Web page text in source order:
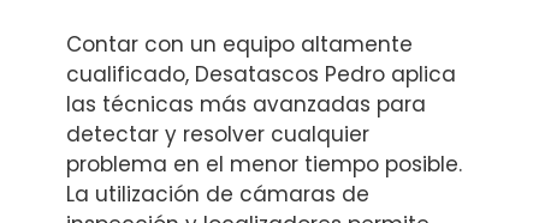
Contar con un equipo altamente
cualificado, Desatascos Pedro aplica
las técnicas más avanzadas para
detectar y resolver cualquier
problema en el menor tiempo posible.
La utilización de cámaras de